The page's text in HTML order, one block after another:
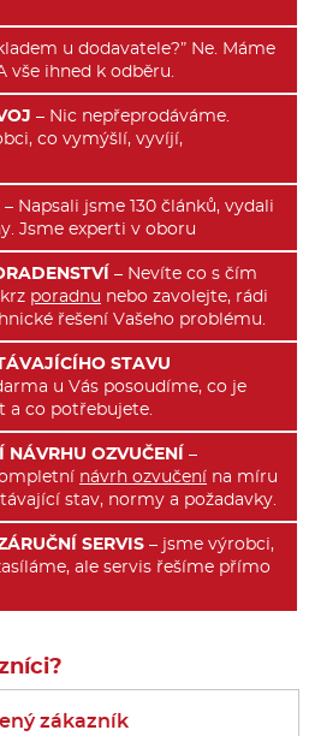
u dodavatele?” Ne. Máme
vše ihned k odběru.
– Nic nepřeprodáváme.
co vymýšlí, vyvíjí,
– Napsali jsme 130 článků, vydali
Jsme experti v oboru
– Nevíte co s čím
poradnu nebo zavolejte, rádi
řešení Vašeho problému.
STAVU
u Vás posoudíme, co je
a co potřebujete.
NÁVRHU OZVUČENÍ –
návrh ozvučení na míru
stav, normy a požadavky.
SERVIS – jsme výrobci,
ale servis řešíme přímo
zákazník